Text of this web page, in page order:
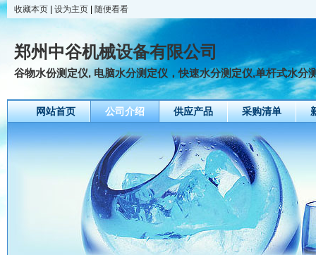
收藏本页 设为主页 随便看看
郑州中谷机械设备有限公司
谷物水份测定仪, 电脑水分测定仪，快速水分测定仪,单杆式水分
网站首页 公司介绍 供应产品 采购清单